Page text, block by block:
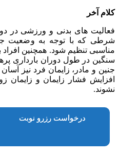
کلام آخر
فعالیت های بدنی و ورزشی در
شرطی که با توجه به وضعیت
مناسبی تنظیم شود. همچنین افراد
سنگین در طول دوران بارداری
جنین و مادر، زایمان فرد نیز
افزایش فشار زایمان و
نشوند.
درخواست رزرو نوبت